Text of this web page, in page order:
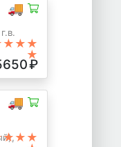
🚚
★
₽
🚚